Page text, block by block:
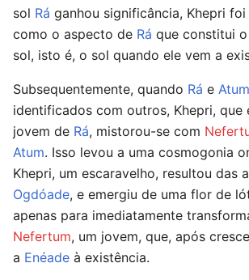
sol Rá ganhou significância, Khepri
como o aspecto de Rá que constitui
sol, isto é, o sol quando ele vem a
Subsequentemente, quando Rá e Atum
identificados com outros, Khepri, que
jovem de Rá, mistorou-se com
Atum. Isso levou a uma cosmogonia
Khepri, um escaravelho, resultou das
Ogdóade, e emergiu de uma flor de
apenas para imediatamente
Nefertum, um jovem, que, após
a Enéade à existência.